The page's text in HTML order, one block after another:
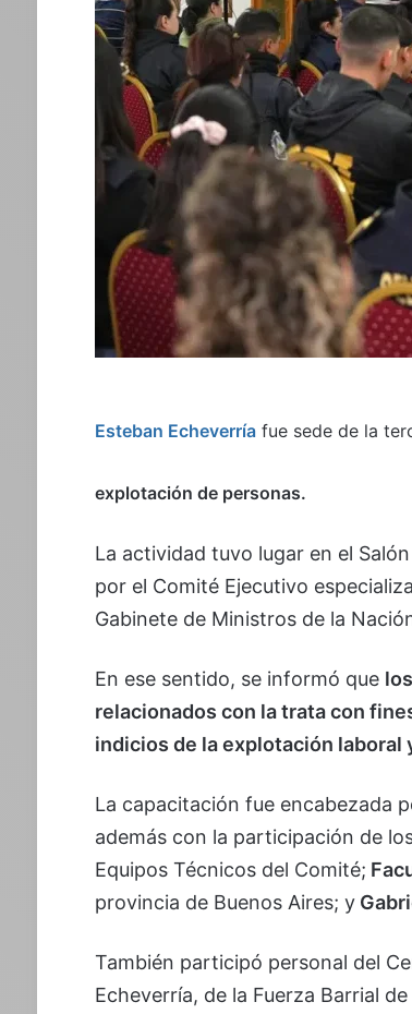
Esteban Echeverríafue sede de la
explotación de personas.
La actividad tuvo lugar en el
por el Comité Ejecutivo
Gabinete de Ministros de la
En ese sentido, se informó que
relacionados con la trata con
indicios de la explotación laboral
La capacitación fue encabezada
además con la participación de
Equipos Técnicos del Comité;
provincia de Buenos Aires; y
También participó personal del
Echeverría, de la Fuerza Barrial